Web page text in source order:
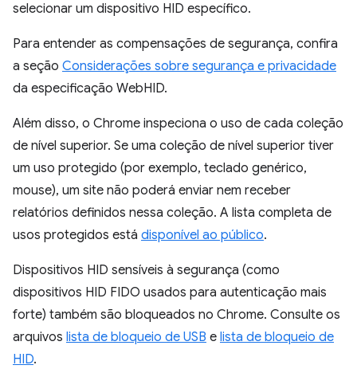
selecionar um dispositivo HID específico.
Para entender as compensações de segurança, confira
a seção Considerações sobre segurança e privacidade
da especificação WebHID.
Além disso, o Chrome inspeciona o uso de cada coleção
de nível superior. Se uma coleção de nível superior tiver
um uso protegido (por exemplo, teclado genérico,
mouse), um site não poderá enviar nem receber
relatórios definidos nessa coleção. A lista completa de
usos protegidos está disponível ao público.
Dispositivos HID sensíveis à segurança (como
dispositivos HID FIDO usados para autenticação mais
forte) também são bloqueados no Chrome. Consulte os
arquivos lista de bloqueio de USB e lista de bloqueio de
HID.